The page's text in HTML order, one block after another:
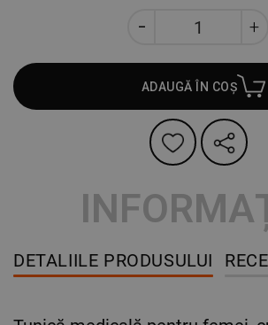
ADAUGĂ ÎN COȘ
DETALIILE PRODUSULUI